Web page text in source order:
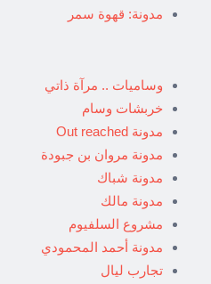
مدونة: قهوة سمر
وساميات .. مرآة ذاتي
خربشات وسام
مدونة Out reached
مدونة مروان بن جبودة
مدونة شباك
مدونة مالك
مشروع السلفيوم
مدونة أحمد المحمودي
تجارب ليال